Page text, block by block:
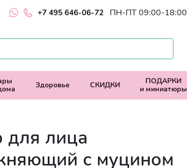
+7 495 646-06-72 ПН-ПТ 09:00-18:00
Здоровье СКИДКИ
ПОДАРКИ
и миниатюры
для лица
с муцином